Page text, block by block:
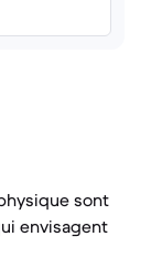
sont
envisagent